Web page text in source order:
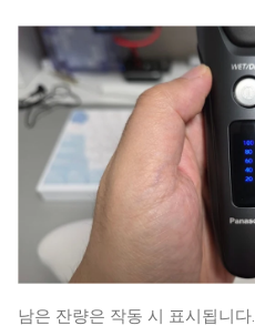
남은 잔량은 작동 시 표시됩니다.